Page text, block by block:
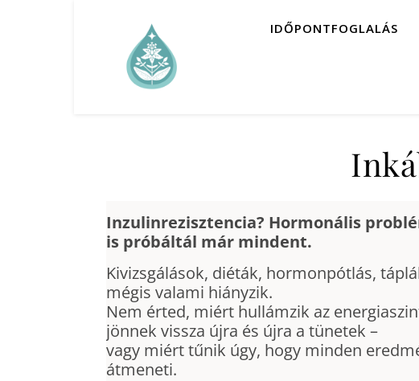
IDŐPONTFOGLALÁS
Inzulinrezisztencia? Hormonális
is próbáltál már mindent.
Kivizsgálások, diéták, hormonpótlás,
mégis valami hiányzik.
Nem érted, miért hullámzik az
jönnek vissza újra és újra a tünetek –
vagy miért tűnik úgy, hogy minden
átmeneti.